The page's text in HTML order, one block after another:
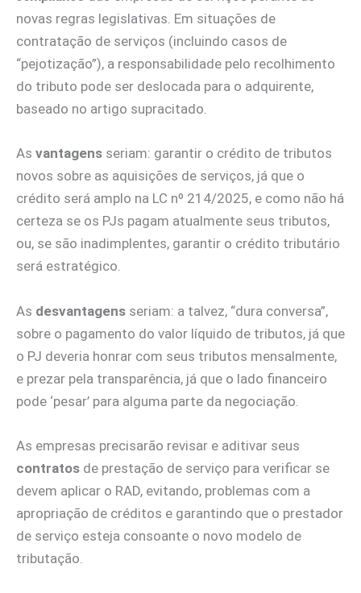
novas regras legislativas. Em situações de
contratação de serviços (incluindo casos de
“pejotização”), a responsabilidade pelo recolhimento
do tributo pode ser deslocada para o adquirente,
baseado no artigo supracitado.
As vantagens seriam: garantir o crédito de tributos
novos sobre as aquisições de serviços, já que o
crédito será amplo na LC nº 214/2025, e como não há
certeza se os PJs pagam atualmente seus tributos,
ou, se são inadimplentes, garantir o crédito tributário
será estratégico.
As desvantagens seriam: a talvez, “dura conversa”,
sobre o pagamento do valor líquido de tributos, já que
o PJ deveria honrar com seus tributos mensalmente,
e prezar pela transparência, já que o lado financeiro
pode ‘pesar’ para alguma parte da negociação.
As empresas precisarão revisar e aditivar seus
contratos de prestação de serviço para verificar se
devem aplicar o RAD, evitando, problemas com a
apropriação de créditos e garantindo que o prestador
de serviço esteja consoante o novo modelo de
tributação.